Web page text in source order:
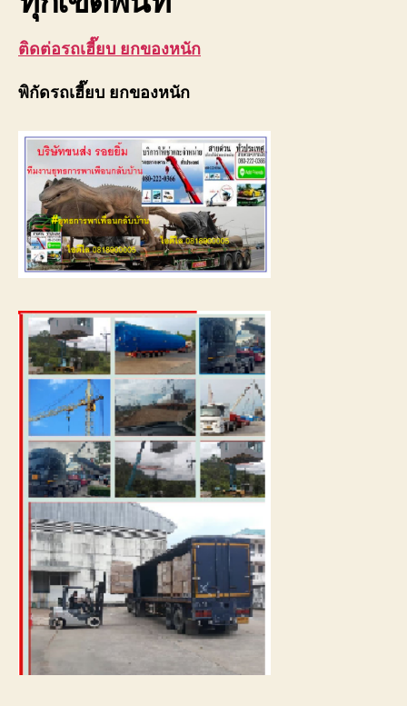
ติดต่อรถเฮี๊ยบ ยกของหนัก
พิกัดรถเฮี๊ยบ ยกของหนัก